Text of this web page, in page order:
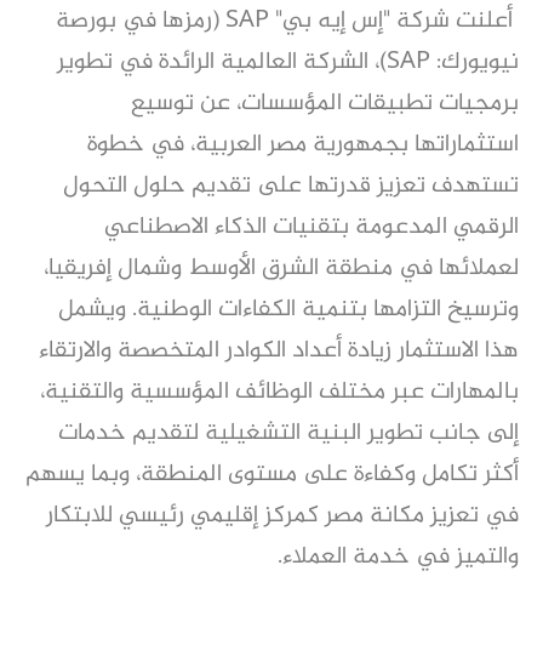
أعلنت شركة "إس إيه بي" SAP (رمزها في بورصة
نيويورك: SAP)، الشركة العالمية الرائدة في تطوير
برمجيات تطبيقات المؤسسات، عن توسيع
استثماراتها بجمهورية مصر العربية، في خطوة
تستهدف تعزيز قدرتها على تقديم حلول التحول
الرقمي المدعومة بتقنيات الذكاء الاصطناعي
لعملائها في منطقة الشرق الأوسط وشمال إفريقيا،
وترسيخ التزامها بتنمية الكفاءات الوطنية. ويشمل
هذا الاستثمار زيادة أعداد الكوادر المتخصصة والارتقاء
بالمهارات عبر مختلف الوظائف المؤسسية والتقنية،
إلى جانب تطوير البنية التشغيلية لتقديم خدمات
أكثر تكامل وكفاءة على مستوى المنطقة، وبما يسهم
في تعزيز مكانة مصر كمركز إقليمي رئيسي للابتكار
والتميز في خدمة العملاء.